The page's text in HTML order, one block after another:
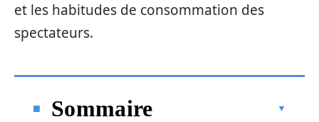
et les habitudes de consommation des
spectateurs.
Sommaire